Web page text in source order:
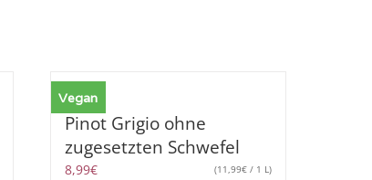
Vegan
Pinot Grigio ohne
zugesetzten Schwefel
8,99€ (11,99€/ 1 L)